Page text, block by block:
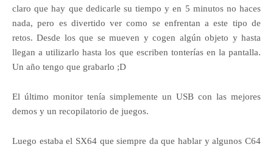
claro que hay que dedicarle su tiempo y en 5 minutos no haces
nada, pero es divertido ver como se enfrentan a este tipo de
retos. Desde los que se mueven y cogen algún objeto y hasta
llegan a utilizarlo hasta los que escriben tonterías en la pantalla.
Un año tengo que grabarlo ;D
El último monitor tenía simplemente un USB con las mejores
demos y un recopilatorio de juegos.
Luego estaba el SX64 que siempre da que hablar y algunos C64